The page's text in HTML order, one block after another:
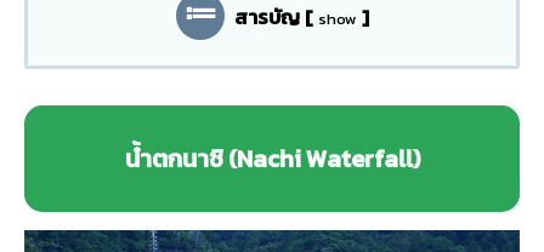
สารบัญ [ show ]
น้ำตกนาชิ (Nachi Waterfall)